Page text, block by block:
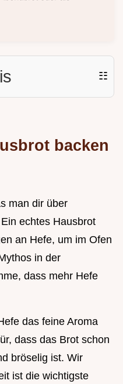
☷
backen
man dir über
echtes Hausbrot
an Hefe, um im Ofen
in der
dass mehr Hefe
das feine Aroma
dass das Brot schon
bröselig ist. Wir
ist die wichtigste